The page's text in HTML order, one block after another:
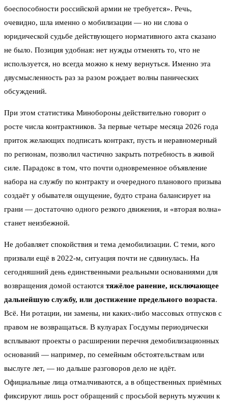
боеспособности российской армии не требуется». Речь,
очевидно, шла именно о мобилизации — но ни слова о
юридической судьбе действующего нормативного акта сказано
не было. Позиция удобная: нет нужды отменять то, что не
используется, но всегда можно к нему вернуться. Именно эта
двусмысленность раз за разом рождает волны панических
обсуждений.
При этом статистика Минобороны действительно говорит о
росте числа контрактников. За первые четыре месяца 2026 года
приток желающих подписать контракт, пусть и неравномерный
по регионам, позволил частично закрыть потребность в живой
силе. Парадокс в том, что почти одновременное объявление
набора на службу по контракту и очередного планового призыва
создаёт у обывателя ощущение, будто страна балансирует на
грани — достаточно одного резкого движения, и «вторая волна»
станет неизбежной.
Не добавляет спокойствия и тема демобилизации. С теми, кого
призвали ещё в 2022-м, ситуация почти не сдвинулась. На
сегодняшний день единственными реальными основаниями для
возвращения домой остаются тяжёлое ранение, исключающее
дальнейшую службу, или достижение предельного возраста.
Всё. Ни ротации, ни замены, ни каких-либо массовых отпусков с
правом не возвращаться. В кулуарах Госдумы периодически
всплывают проекты о расширении перечня демобилизационных
оснований — например, по семейным обстоятельствам или
выслуге лет, — но дальше разговоров дело не идёт.
Официальные лица отмалчиваются, а в общественных приёмных
фиксируют лишь рост обращений с просьбой вернуть мужчин к